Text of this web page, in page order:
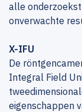
alle
onverwachte
X-IFU
De
Integral Field
eigenschappen